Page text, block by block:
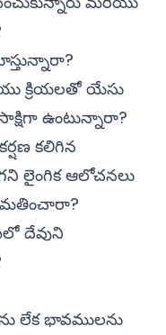
క్రియలతో యేసు
ఉంటున్నారా?
కలిగిన
లైంగిక ఆలోచనలు
దేవుని
లేక భావములను